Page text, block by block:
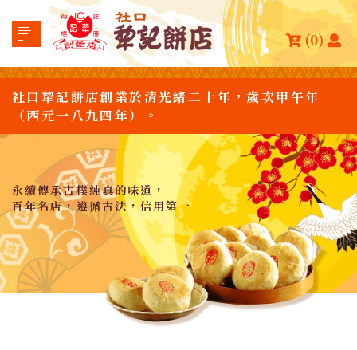
(0)
社口犂記餅店創業於清光緒二十年，歲次甲午年
（西元一八九四年）。
永續傳承古樸純真的味道，
百年名店，遵循古法，信用第一